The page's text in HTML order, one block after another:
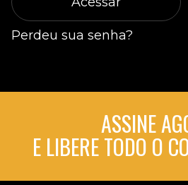
Perdeu sua senha?
ASSINE
E LIBERE TODO O